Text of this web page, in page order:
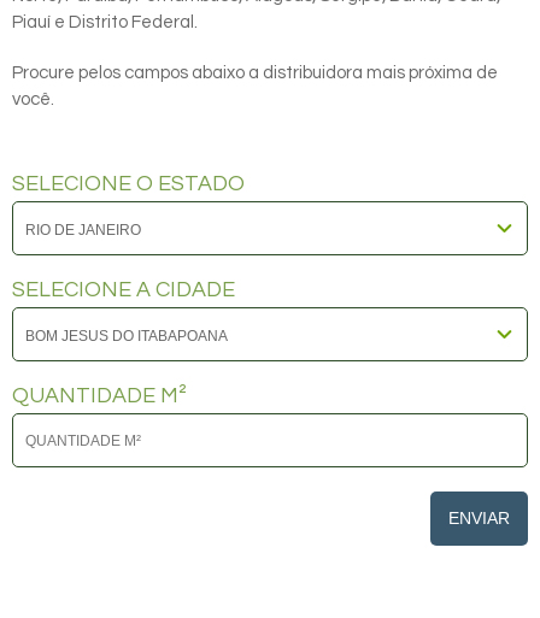
Piauí e Distrito Federal.
Procure pelos campos abaixo a distribuidora mais próxima de
você.
SELECIONE O ESTADO
SELECIONE A CIDADE
QUANTIDADE M²
ENVIAR